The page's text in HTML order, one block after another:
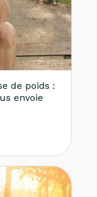
de poids :
envoie